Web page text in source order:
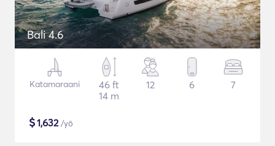
Bali 4.6
Katamaraani
46 ft
14 m
12 6 7
$1,632/yö